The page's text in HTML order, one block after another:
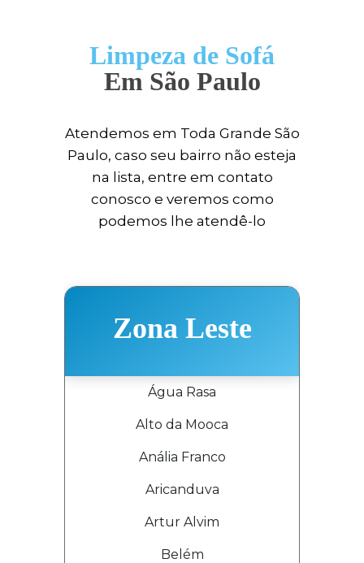
Limpeza de Sofá
Em São Paulo
Atendemos em Toda Grande São
Paulo, caso seu bairro não esteja
na lista, entre em contato
conosco e veremos como
podemos lhe atendê-lo
Zona Leste
Água Rasa
Alto da Mooca
Anália Franco
Aricanduva
Artur Alvim
Belém